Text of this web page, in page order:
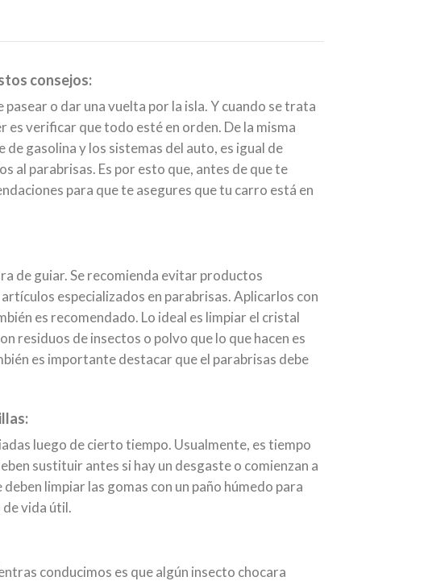
consejos:
o dar una vuelta por la isla. Y cuando se trata
es verificar que todo esté en orden. De la misma
de gasolina y los sistemas del auto, es igual de
al parabrisas. Es por esto que, antes de que te
para que te asegures que tu carro está en
de guiar. Se recomienda evitar productos
especializados en parabrisas. Aplicarlos con
es recomendado. Lo ideal es limpiar el cristal
residuos de insectos o polvo que lo que hacen es
es importante destacar que el parabrisas debe
luego de cierto tiempo. Usualmente, es tiempo
sustituir antes si hay un desgaste o comienzan a
limpiar las gomas con un paño húmedo para
vida útil.
conducimos es que algún insecto chocara